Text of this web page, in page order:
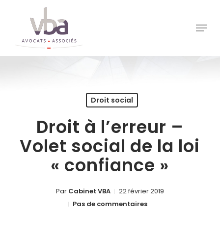
content
Menu
Droit social
Droit à l’erreur –
Volet social de la loi
« confiance »
Par Cabinet VBA
22 février 2019
Pas de commentaires
Close